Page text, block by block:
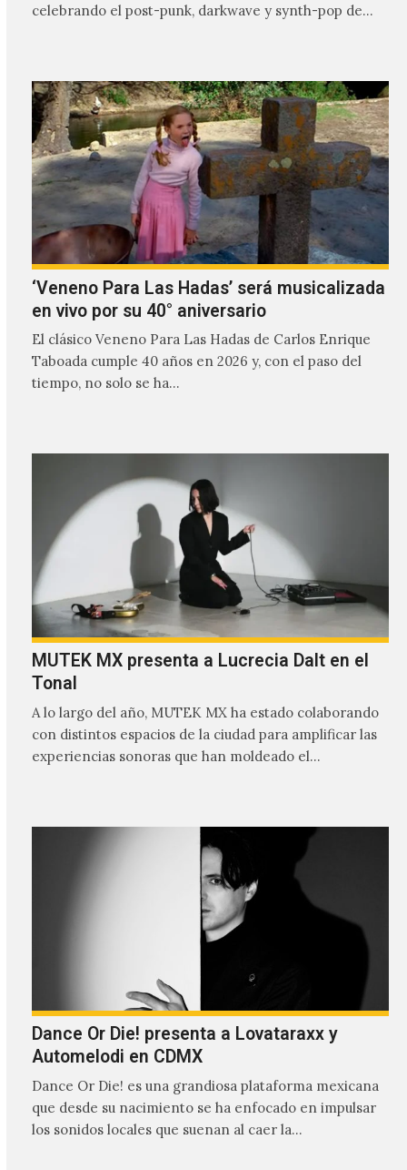
celebrando el post-punk, darkwave y synth-pop de
‘Veneno Para Las Hadas’ será musicalizada
en vivo por su 40° aniversario
El clásico Veneno Para Las Hadas de Carlos Enrique
Taboada cumple 40 años en 2026 y, con el paso del
tiempo, no solo se ha…
MUTEK MX presenta a Lucrecia Dalt en el
Tonal
A lo largo del año, MUTEK MX ha estado colaborando
con distintos espacios de la ciudad para amplificar las
experiencias sonoras que han moldeado el…
Dance Or Die! presenta a Lovataraxx y
Automelodi en CDMX
Dance Or Die! es una grandiosa plataforma mexicana
que desde su nacimiento se ha enfocado en impulsar
los sonidos locales que suenan al caer la…